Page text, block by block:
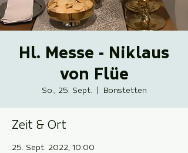
Hl. Messe - Niklaus
von Flüe
So., 25. Sept. Bonstetten
Zeit & Ort
25. Sept. 2022, 10:00